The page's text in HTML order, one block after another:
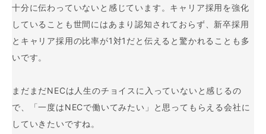
十分に伝わっていないと感じています。キャリア採用を強化
していることも世間にはあまり認知されておらず、新卒採用
とキャリア採用の比率が1対1だと伝えると驚かれることも多
いです。
まだまだNECは人生のチョイスに入っていないと感じるの
で、「一度はNECで働いてみたい」と思ってもらえる会社に
していきたいですね。